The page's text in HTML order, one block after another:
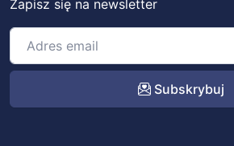
Zapisz się na newsletter
Subskrybuj